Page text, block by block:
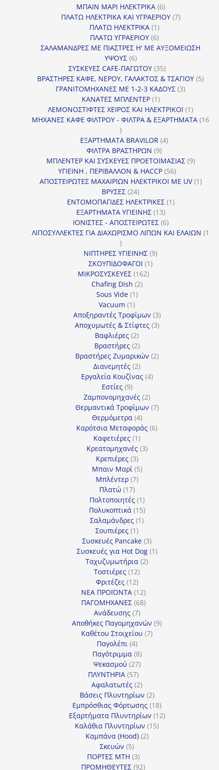
προϊόν
ΜΠΑΙΝ ΜΑΡΙ ΗΛΕΚΤΡΙΚΑ 66
προϊόντα
ΠΛΑΤΩ ΗΛΕΚΤΡΙΚΑ ΚΑΙ ΥΓΡΑΕΡΙΟΥ 77
ΠΛΑΤΩ ΗΛΕΚΤΡΙΚΑ 11
προϊόν
ΠΛΑΤΩ ΥΓΡΑΕΡΙΟΥ 66
προϊόντα
ΣΑΛΑΜΑΝΔΡΕΣ ΜΕ ΠΙΑΣΤΡΕΣ Η' ΜΕ ΑΥΞΟΜΕΙΩΣΗ
ΥΨΟΥΣ 66
προϊόντα
ΣΥΣΚΕΥΕΣ CAFE-ΠΑΓΩΤΟΥ 3535
προϊόντα
ΒΡΑΣΤΗΡΕΣ ΚΑΦΕ, ΝΕΡΟΥ, ΓΑΛΑΚΤΟΣ & ΤΣΑΓΙΟΥ 55
ΓΡΑΝΙΤΟΜΗΧΑΝΕΣ ΜΕ 1-2-3 ΚΑΔΟΥΣ 33
ΚΑΝΑΤΕΣ ΜΠΛΕΝΤΕΡ 11
προϊόν
ΛΕΜΟΝΟΣΤΙΦΤΕΣ ΧΕΙΡΟΣ ΚΑΙ ΗΛΕΚΤΡΙΚΟΙ 11
προϊόν
ΜΗΧΑΝΕΣ ΚΑΦΕ ΦΙΛΤΡΟΥ - ΦΙΛΤΡΑ & ΕΞΑΡΤΗΜΑΤΑ 16
16
προϊόντα
ΕΞΑΡΤΗΜΑΤΑ BRAVILOR 44
ΦΙΛΤΡΑ ΒΡΑΣΤΗΡΩΝ 99
προϊόντα
ΜΠΛΕΝΤΕΡ ΚΑΙ ΣΥΣΚΕΥΕΣ ΠΡΟΕΤΟΙΜΑΣΙΑΣ 99
ΥΓΙΕΙΝΗ , ΠΕΡΙΒΑΛΛΟΝ & HACCP 5656
προϊόντα
ΑΠΟΣΤΕΙΡΩΤΕΣ ΜΑΧΑΙΡΙΩΝ ΗΛΕΚΤΡΙΚΟΙ ΜΕ UV 11
ΒΡΥΣΕΣ 2424
προϊόντα
ΕΝΤΟΜΟΠΑΓΙΔΕΣ ΗΛΕΚΤΡΙΚΕΣ 11
ΕΞΑΡΤΗΜΑΤΑ ΥΓΙΕΙΝΗΣ 1313
προϊόντα
ΙΟΝΙΣΤΕΣ - ΑΠΟΣΤΕΙΡΩΤΕΣ 66
προϊόντα
ΛΙΠΟΣΥΛΛΕΚΤΕΣ ΓΙΑ ΔΙΑΧΩΡΙΣΜΟ ΛΙΠΩΝ ΚΑΙ ΕΛΑΙΩΝ 1
1
προϊόν
ΝΙΠΤΗΡΕΣ ΥΓΙΕΙΝΗΣ 99
ΣΚΟΥΠΙΔΟΦΑΓΟΙ 11
ΜΙΚΡΟΣΥΣΚΕΥΕΣ 162162
Chafing Dish 22
Sous Vide 11
Vacuum 11
προϊόν
Αποξηραντές Τροφίμων 33
προϊόντα
Αποχυμωτές & Στίφτες 33
Βαφλιέρες 22
προϊόντα
Βραστήρες 22
προϊόντα
Βραστήρες Ζυμαρικών 22
Διανεμητές 22
προϊόντα
Εργαλεία Κουζίνας 44
Εστίες 99
προϊόντα
Ζαμπονομηχανές 22
προϊόντα
Θερμαντικά Τροφίμων 77
Θερμόμετρα 44
προϊόντα
Καρότσια Μεταφοράς 66
Καφετιέρες 11
προϊόν
Κρεατομηχανές 33
Κρεπιέρες 33
προϊόντα
Μπαιν Μαρί 55
Μπλέντερ 77
Πλατώ 1717
προϊόντα
Πολτοποιητές 11
προϊόν
Πολυκοπτικά 1515
προϊόντα
Σαλαμάνδρες 11
Σουπιέρες 11
προϊόν
Συσκευές Pancake 33
προϊόντα
Συσκευές για Hot Dog 11
Ταχυζυμωτήρια 22
Τοστιέρες 1212
προϊόντα
Φριτέζες 1212
προϊόντα
ΝΕΑ ΠΡΟΪΟΝΤΑ 1212
προϊόντα
ΠΑΓΟΜΗΧΑΝΕΣ 6868
Ανάδευσης 77
προϊόντα
Αποθήκες Παγομηχανών 99
Καθέτου Στοιχείου 77
Παγολέπι 44
προϊόντα
Παγότριμμα 88
προϊόντα
Ψεκασμού 2727
προϊόντα
ΠΛΥΝΤΗΡΙΑ 5757
προϊόντα
Αφαλατωτές 22
προϊόντα
Βάσεις Πλυντηρίων 22
προϊόντα
Εμπρόσθιας Φόρτωσης 1818
προϊόντα
Εξαρτήματα Πλυντηρίων 1212
Καλάθια Πλυντηρίων 1515
Καμπάνα (Hood) 22
Σκευών 55
προϊόντα
ΠΟΡΤΕΣ MTH 33
προϊόντα
ΠΡΟΜΗΘΕΥΤΕΣ 9292